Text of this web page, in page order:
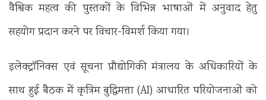
वैश्विक महत्व की पुस्तकों के विभिन्न भाषाओं में अनुवाद हेतु
सहयोग प्रदान करने पर विचार-विमर्श किया गया।
इलेक्ट्रॉनिक्स एवं सूचना प्रौद्योगिकी मंत्रालय के अधिकारियों के
साथ हुई बैठक में कृत्रिम बुद्धिमत्ता (AI) आधारित परियोजनाओं को